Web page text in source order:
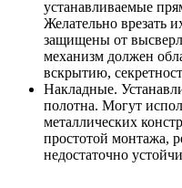
устанавливаемые
Желательно врезать
защищены от
механизм должен
вскрытию,
Накладные.
полотна. Могут
металлических
простотой монтажа,
недостаточно